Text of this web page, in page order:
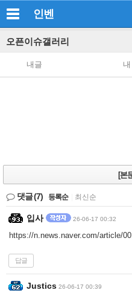
인벤
오픈이슈갤러리
내글
[본
댓글(7) 등록순 최신순
입사 26-06-17 00:32
https://n.news.naver.com/article/
답글
Justics 26-06-17 00:39